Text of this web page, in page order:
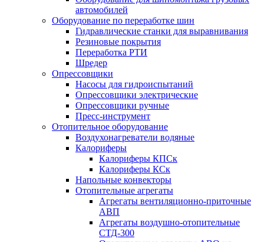
автомобилей
Оборудование по переработке шин
Гидравлические станки для выравнивания
Резиновые покрытия
Переработка РТИ
Шредер
Опрессовщики
Насосы для гидроиспытаний
Опрессовщики электрические
Опрессовщики ручные
Пресс-инструмент
Отопительное оборудование
Воздухонагреватели водяные
Калориферы
Калориферы КПСк
Калориферы КСк
Напольные конвекторы
Отопительные агрегаты
Агрегаты вентиляционно-приточные
АВП
Агрегаты воздушно-отопительные
СТД-300